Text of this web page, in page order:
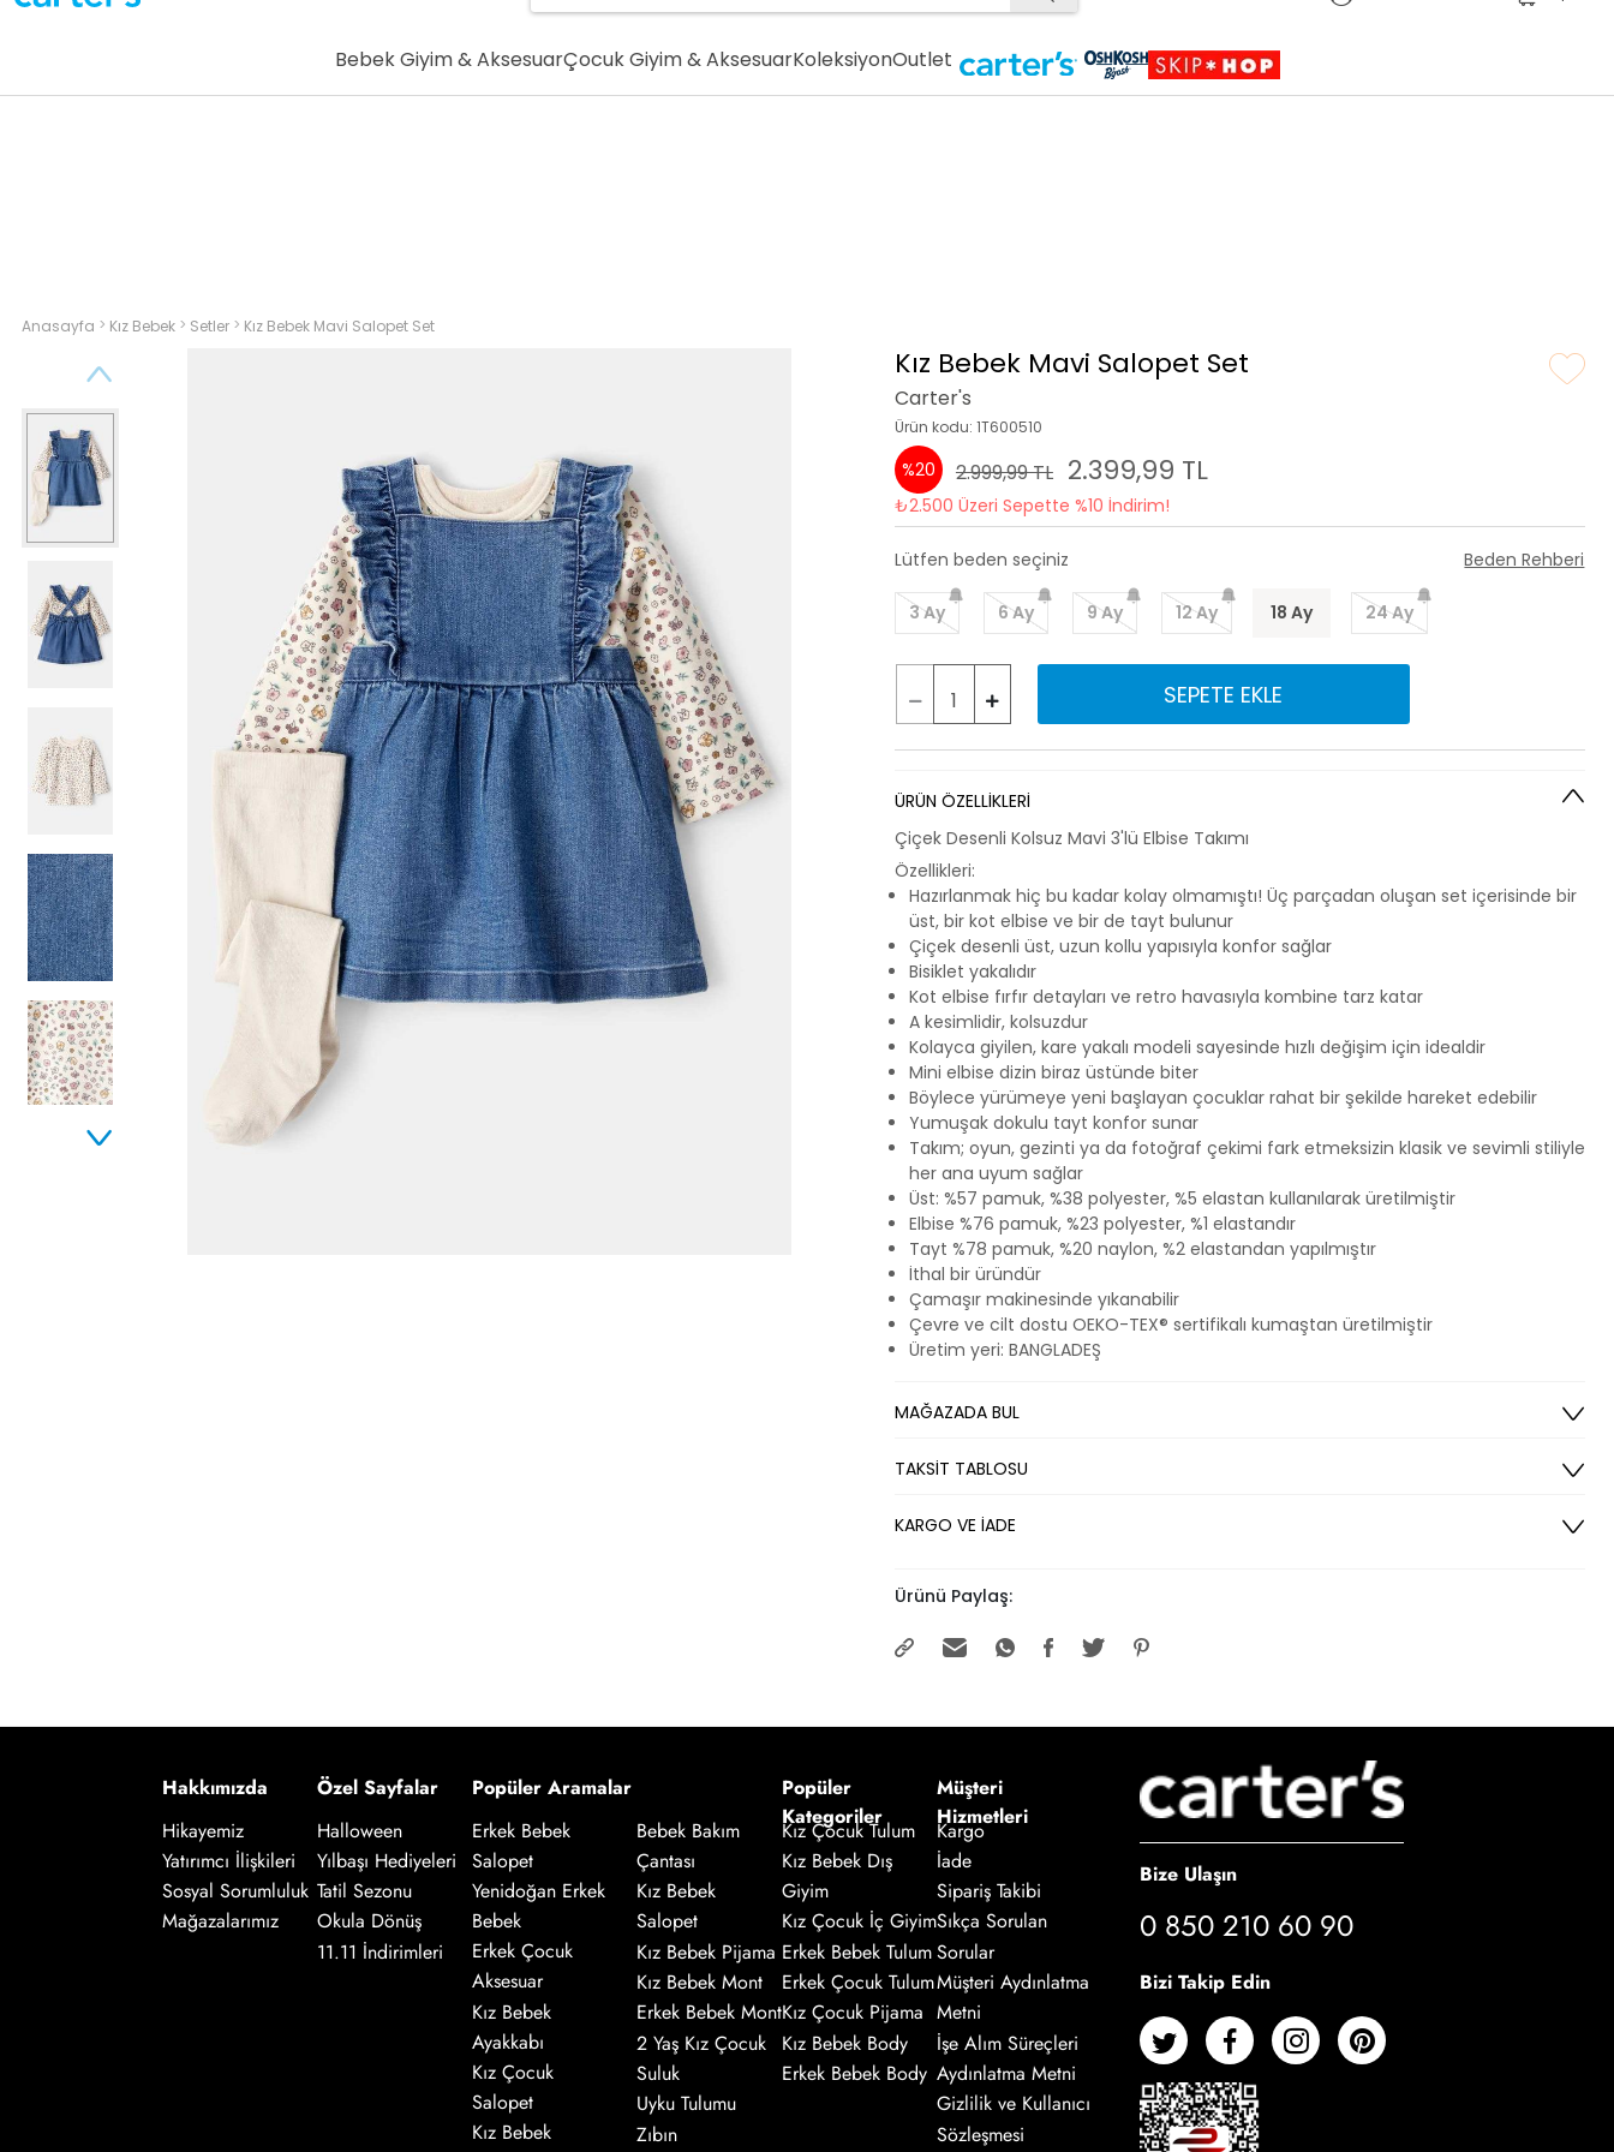
Bebek Giyim & AksesuarÇocuk Giyim & AksesuarKoleksiyonOutlet
Anasayfa > Kız Bebek > Setler > Kız Bebek Mavi Salopet Set
Kız Bebek Mavi Salopet Set
Carter's
Ürün kodu: 1T600510
%20 2.999,99 TL 2.399,99 TL
₺2.500 Üzeri Sepette %10 İndirim!
Lütfen beden seçiniz Beden Rehberi
3 Ay 6 Ay 9 Ay 12 Ay 18 Ay 24 Ay
SEPETE EKLE
ÜRÜN ÖZELLİKLERİ
Çiçek Desenli Kolsuz Mavi 3'lü Elbise Takımı
Özellikleri:
Hazırlanmak hiç bu kadar kolay olmamıştı! Üç parçadan oluşan set içerisinde bir
üst, bir kot elbise ve bir de tayt bulunur
Çiçek desenli üst, uzun kollu yapısıyla konfor sağlar
Bisiklet yakalıdır
Kot elbise fırfır detayları ve retro havasıyla kombine tarz katar
A kesimlidir, kolsuzdur
Kolayca giyilen, kare yakalı modeli sayesinde hızlı değişim için idealdir
Mini elbise dizin biraz üstünde biter
Böylece yürümeye yeni başlayan çocuklar rahat bir şekilde hareket edebilir
Yumuşak dokulu tayt konfor sunar
Takım; oyun, gezinti ya da fotoğraf çekimi fark etmeksizin klasik ve sevimli stiliyle
her ana uyum sağlar
Üst: %57 pamuk, %38 polyester, %5 elastan kullanılarak üretilmiştir
Elbise %76 pamuk, %23 polyester, %1 elastandır
Tayt %78 pamuk, %20 naylon, %2 elastandan yapılmıştır
İthal bir üründür
Çamaşır makinesinde yıkanabilir
Çevre ve cilt dostu OEKO-TEX® sertifikalı kumaştan üretilmiştir
Üretim yeri: BANGLADEŞ
MAĞAZADA BUL
TAKSİT TABLOSU
KARGO VE İADE
Ürünü Paylaş:
Hakkımızda
Hikayemiz
Yatırımcı İlişkileri
Sosyal Sorumluluk
Mağazalarımız
Özel Sayfalar
Halloween
Yılbaşı Hediyeleri
Tatil Sezonu
Okula Dönüş
11.11 İndirimleri
Popüler Aramalar
Erkek Bebek
Salopet
Yenidoğan Erkek
Bebek
Erkek Çocuk
Aksesuar
Kız Bebek
Ayakkabı
Kız Çocuk
Salopet
Kız Bebek
Bebek Bakım
Çantası
Kız Bebek
Salopet
Kız Bebek Pijama
Kız Bebek Mont
Erkek Bebek Mont
2 Yaş Kız Çocuk
Suluk
Uyku Tulumu
Zıbın
Popüler
Kategoriler
Kız Çocuk Tulum
Kız Bebek Dış
Giyim
Kız Çocuk İç Giyim
Erkek Bebek Tulum
Erkek Çocuk Tulum
Kız Çocuk Pijama
Kız Bebek Body
Erkek Bebek Body
Müşteri
Hizmetleri
Kargo
İade
Sipariş Takibi
Sıkça Sorulan
Sorular
Müşteri Aydınlatma
Metni
İşe Alım Süreçleri
Aydınlatma Metni
Gizlilik ve Kullanıcı
Sözleşmesi
Bize Ulaşın
0 850 210 60 90
Bizi Takip Edin